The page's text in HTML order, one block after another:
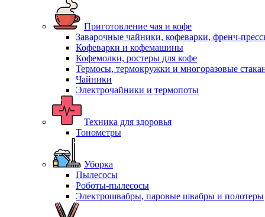
Приготовление чая и кофе
Заварочные чайники, кофеварки, френч-
Кофеварки и кофемашины
Кофемолки, ростеры для кофе
Термосы, термокружки и многоразовые
Чайники
Электрочайники и термопоты
Техника для здоровья
Тонометры
Уборка
Пылесосы
Роботы-пылесосы
Электрошвабры, паровые швабры и полотеры